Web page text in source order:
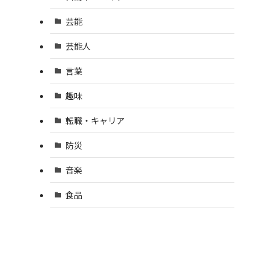
芸能
芸能人
言葉
趣味
転職・キャリア
防災
音楽
食品